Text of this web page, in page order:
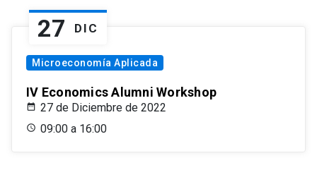
27 DIC
Microeconomía Aplicada
IV Economics Alumni Workshop
27 de Diciembre de 2022
09:00 a 16:00